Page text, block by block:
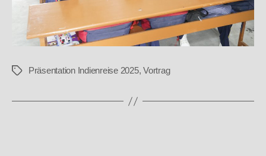
Schlagwörter
Präsentation Indienreise 2025,Vortrag